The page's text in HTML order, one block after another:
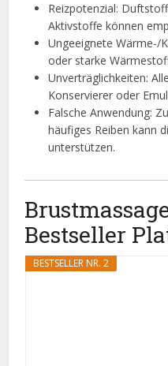
Reizpotenzial:
Aktivstoffe können
Ungeeignete Wärme-/
oder starke
Unverträglichkeiten:
Konservierer oder
Falsche Anwendung:
häufiges Reiben kann
unterstützen.
Bestseller
BESTSELLER NR. 2